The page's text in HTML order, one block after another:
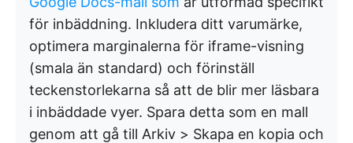
för inbäddning. Inkludera ditt varumärke,
optimera marginalerna för iframe-visning
(smala än standard) och förinställ
teckenstorlekarna så att de blir mer läsbara
i inbäddade vyer. Spara detta som en mall
genom att gå till Arkiv > Skapa en kopia och